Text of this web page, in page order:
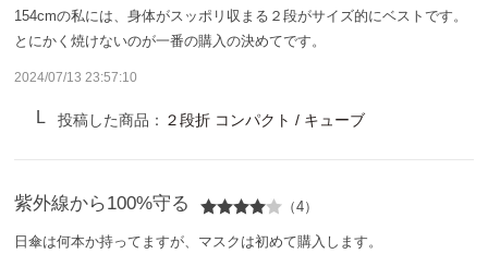
サンバリア100について
ものづくり
154cmの私には、身体がスッポリ収まる２段がサイズ的にベストです。
とにかく焼けないのが一番の購入の決めてです。
2024/07/13 23:57:10
投稿した商品： ２段折 コンパクト / キューブ
紫外線から100%守る （4）
日傘は何本か持ってますが、マスクは初めて購入します。